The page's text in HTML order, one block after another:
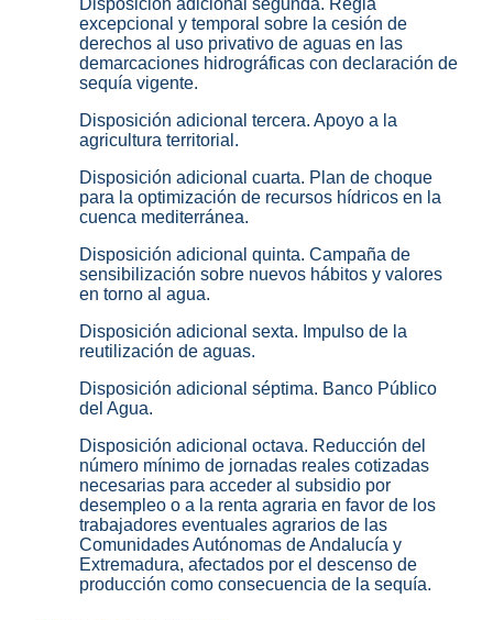
Disposición adicional segunda. Regla
excepcional y temporal sobre la cesión de
derechos al uso privativo de aguas en las
demarcaciones hidrográficas con declaración de
sequía vigente.
Disposición adicional tercera. Apoyo a la
agricultura territorial.
Disposición adicional cuarta. Plan de choque
para la optimización de recursos hídricos en la
cuenca mediterránea.
Disposición adicional quinta. Campaña de
sensibilización sobre nuevos hábitos y valores
en torno al agua.
Disposición adicional sexta. Impulso de la
reutilización de aguas.
Disposición adicional séptima. Banco Público
del Agua.
Disposición adicional octava. Reducción del
número mínimo de jornadas reales cotizadas
necesarias para acceder al subsidio por
desempleo o a la renta agraria en favor de los
trabajadores eventuales agrarios de las
Comunidades Autónomas de Andalucía y
Extremadura, afectados por el descenso de
producción como consecuencia de la sequía.